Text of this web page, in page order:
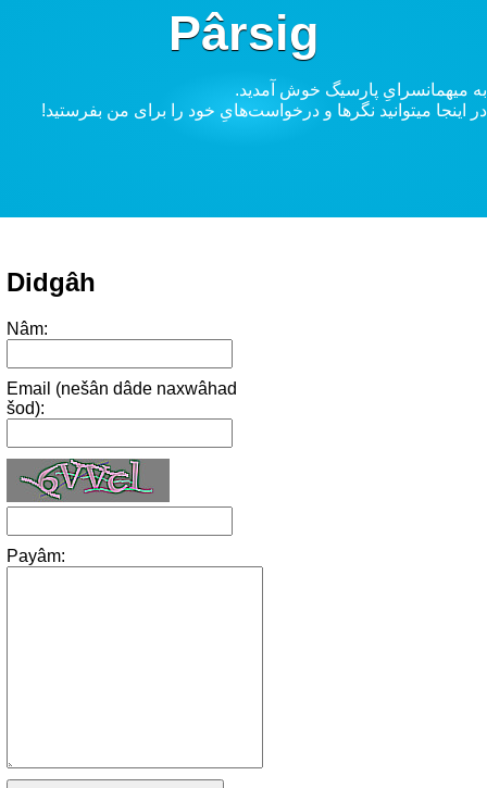
Pârsig
.به میهمانسرایِ پارسیگ خوش آمدید
!در اینجا میتوانید نگرها و درخواست‌هایِ خود را برای من بفرستید
Didgâh
Nâm:
Email (nešân dâde naxwâhad
šod):
Payâm: